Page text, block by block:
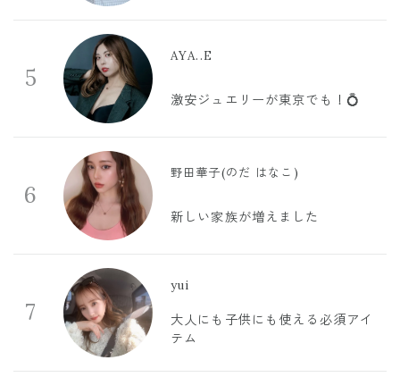
5
AYA..E
激安ジュエリーが東京でも！💍
6
野田華子(のだ はなこ)
新しい家族が増えました
7
yui
大人にも子供にも使える必須アイ
テム